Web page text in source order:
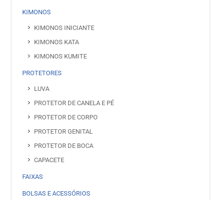
KIMONOS
KIMONOS INICIANTE
KIMONOS KATA
KIMONOS KUMITE
PROTETORES
LUVA
PROTETOR DE CANELA E PÉ
PROTETOR DE CORPO
PROTETOR GENITAL
PROTETOR DE BOCA
CAPACETE
FAIXAS
BOLSAS E ACESSÓRIOS